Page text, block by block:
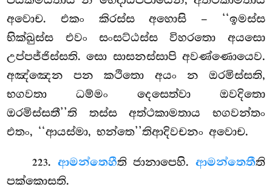
අවොච. එකං කිරස්ස අහොසි – ‘‘ඉමස්ස
භික්ඛුස්ස එවං සංසට්ඨස්ස විහරතො අයසො
උප්පජ්ජිස්සති. සො සාසනස්සාපි අවණ්ණොයෙව.
අඤ්ඤෙන පන කථිතො අයං න ඔරමිස්සති,
භගවතා ධම්මං දෙසෙත්වා ඔවදිතො
ඔරමිස්සතී’’ති තස්ස අත්ථකාමතාය භගවන්තං
එතං, ‘‘ආයස්මා, භන්තෙ’’තිආදිවචනං අවොච.
223. ආමන්තෙහීති ජානාපෙහි. ආමන්තෙතීති
පක්කොසති.